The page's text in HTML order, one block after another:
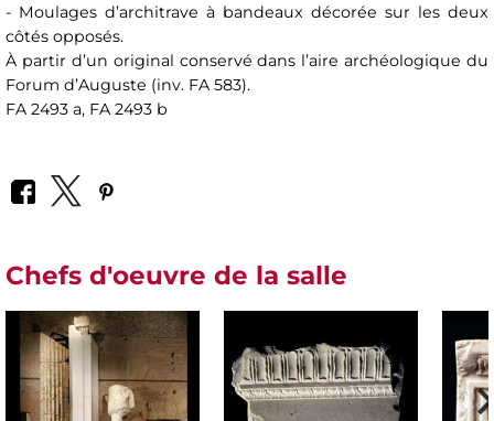
- Moulages d’architrave à bandeaux décorée sur les deux
côtés opposés.
À partir d’un original conservé dans l’aire archéologique du
Forum d’Auguste (inv. FA 583).
FA 2493 a, FA 2493 b
Chefs d'oeuvre de la salle